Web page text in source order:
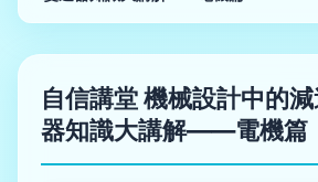
自信講堂 機械設計中的
器知識大講解——電機篇